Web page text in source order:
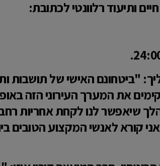
ותיעוד רלוונטי לכתובת:
"ביטחונם האישי של תושבות
את המערך העירוני הזה
שיאפשר לנו לקחת אחריות רחבה
קורא לאנשי המקצוע הטובים